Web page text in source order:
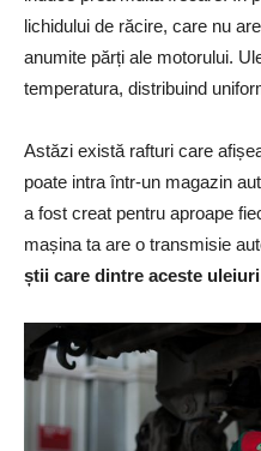
lichidului de răcire, care nu
anumite părți ale motorului.
temperatura, distribuind
Astăzi există rafturi care
poate intra într-un magazin
a fost creat pentru aproape
mașina ta are o transmisie
știi care dintre aceste